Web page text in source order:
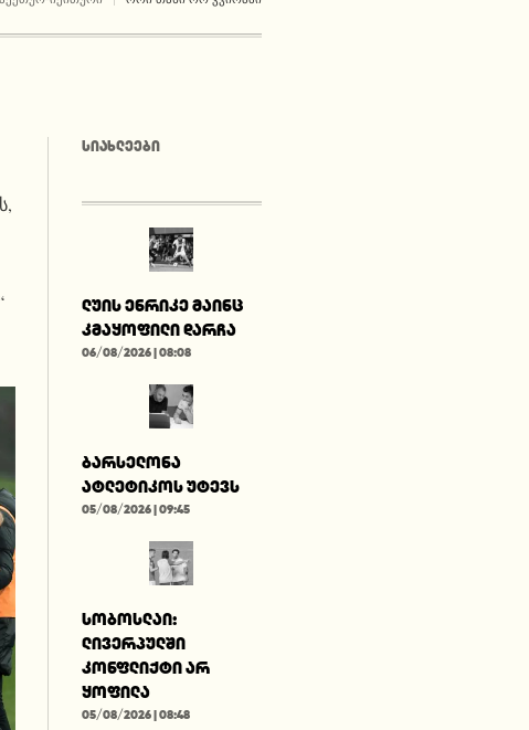
ᲡᲘᲐᲮᲚᲔᲔᲑᲘ
ლუის ენრიკე მაინც
კმაყოფილი დარჩა
06/08/2026 | 08:08
ბარსელონა
ატლეტიკოს უტევს
05/08/2026 | 09:45
სობოსლაი:
ლივერპულში
კონფლიქტი არ
ყოფილა
05/08/2026 | 08:48